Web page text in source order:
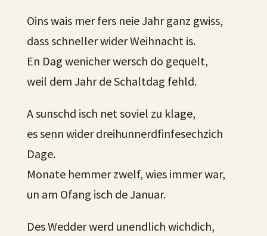
Oins wais mer fers neie Jahr ganz gwiss,
dass schneller wider Weihnacht is.
En Dag wenicher wersch do gequelt,
weil dem Jahr de Schaltdag fehld.
A sunschd isch net soviel zu klage,
es senn wider dreihunnerdfinfesechzich
Dage.
Monate hemmer zwelf, wies immer war,
un am Ofang isch de Januar.
Des Wedder werd unendlich wichdich,